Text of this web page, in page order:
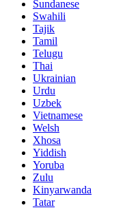
Sundanese
Swahili
Tajik
Tamil
Telugu
Thai
Ukrainian
Urdu
Uzbek
Vietnamese
Welsh
Xhosa
Yiddish
Yoruba
Zulu
Kinyarwanda
Tatar